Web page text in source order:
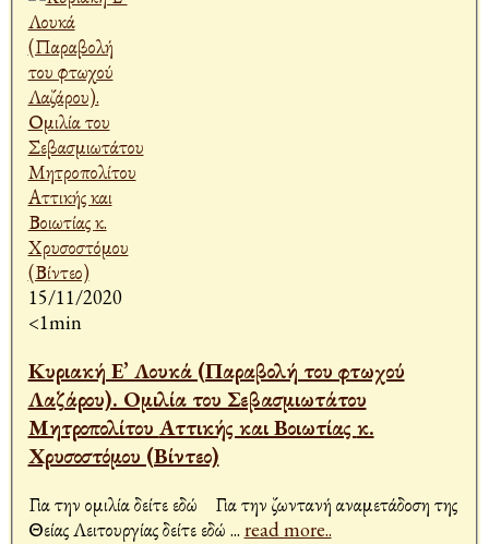
15/11/2020
<1min
Κυριακή Ε’ Λουκά (Παραβολή του φτωχού
Λαζάρου). Ομιλία του Σεβασμιωτάτου
Μητροπολίτου Αττικής και Βοιωτίας κ.
Χρυσοστόμου (Βίντεο)
Για την ομιλία δείτε εδώ Για την ζωντανή αναμετάδοση της
Θείας Λειτουργίας δείτε εδώ ... read more..